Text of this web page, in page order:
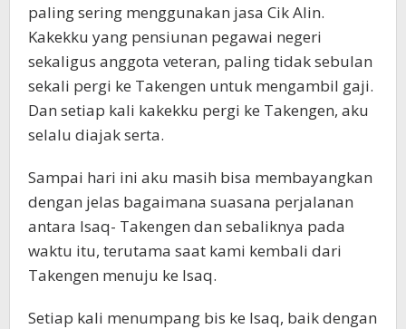
paling sering menggunakan jasa Cik Alin.
Kakekku yang pensiunan pegawai negeri
sekaligus anggota veteran, paling tidak sebulan
sekali pergi ke Takengen untuk mengambil gaji.
Dan setiap kali kakekku pergi ke Takengen, aku
selalu diajak serta.
Sampai hari ini aku masih bisa membayangkan
dengan jelas bagaimana suasana perjalanan
antara Isaq- Takengen dan sebaliknya pada
waktu itu, terutama saat kami kembali dari
Takengen menuju ke Isaq.
Setiap kali menumpang bis ke Isaq, baik dengan